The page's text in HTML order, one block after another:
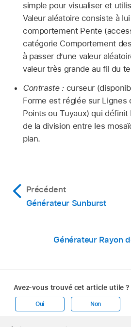
simple pour visualiser et
Valeur aléatoire consiste à
comportement Pente
catégorie Comportement
à passer d’une valeur
valeur très grande au fil du
Contraste :curseur
Forme est réglée sur Lignes
Points ou Tuyaux) qui
de la division entre les
plan.
Précédent
Générateur Sunburst
Générateur Rayon
Avez-vous trouvé cet article utile ?
Oui Non